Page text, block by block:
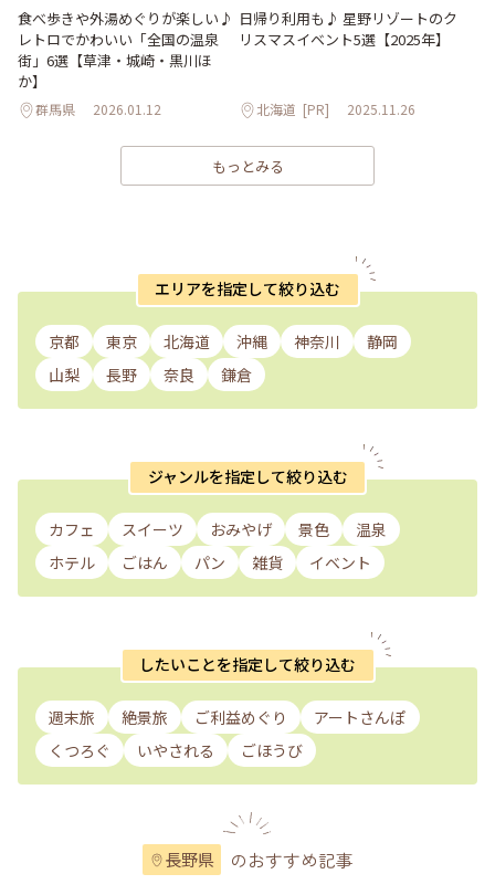
食べ歩きや外湯めぐりが楽しい♪
レトロでかわいい「全国の温泉
街」6選【草津・城崎・黒川ほ
か】
群馬県 2026.01.12
日帰り利用も♪ 星野リゾートのク
リスマスイベント5選【2025年】
北海道 [PR] 2025.11.26
もっとみる
エリアを指定して絞り込む
京都 東京 北海道 沖縄 神奈川
静岡
山梨
長野 奈良 鎌倉
ジャンルを指定して絞り込む
カフェ スイーツ おみやげ 景色
温泉
ホテル
ごはん パン 雑貨 イベント
したいことを指定して絞り込む
週末旅 絶景旅 ご利益めぐり
アートさんぽ
くつろぐ
いやされる ごほうび
長野県 のおすすめ記事